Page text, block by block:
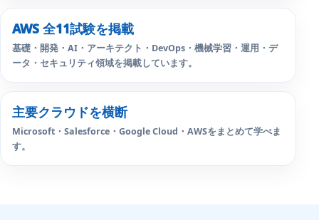
AWS 全11試験を掲載
基礎・開発・AI・アーキテクト・DevOps・機械学習・運用・デ
ータ・セキュリティ領域を掲載しています。
主要クラウドを横断
Microsoft・Salesforce・Google Cloud・AWSをまとめて学べま
す。